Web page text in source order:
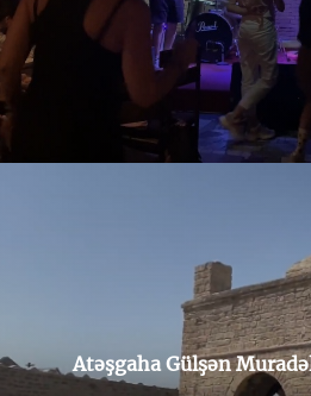
Atəşgaha Gülşən